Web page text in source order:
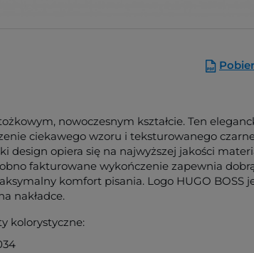
nowoczesnym kształcie. Ten
ciekawego wzoru i teksturowanego
design opiera się na najwyższej jakości
fakturowane wykończenie zapewnia
komfort pisania. Logo HUGO BOSS
nakładce.
kolorystyczne: